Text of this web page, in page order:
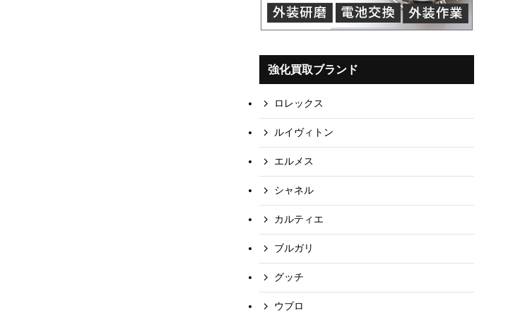
強化買取ブランド
ロレックス
ルイヴィトン
エルメス
シャネル
カルティエ
ブルガリ
グッチ
ウブロ